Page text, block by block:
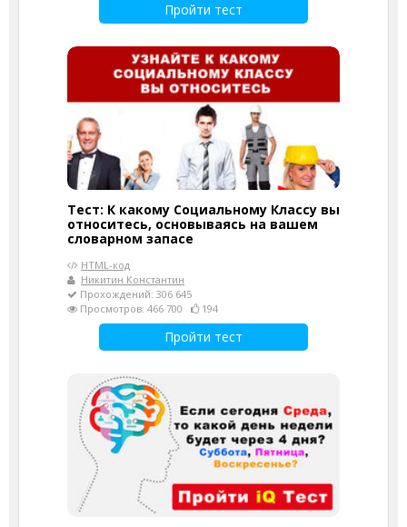
Пройти тест
Тест: К какому Социальному Классу вы
относитесь, основываясь на вашем
словарном запасе
HTML-код
Никитин Константин
Прохождений: 306 645
Просмотров: 466 700
194
Пройти тест